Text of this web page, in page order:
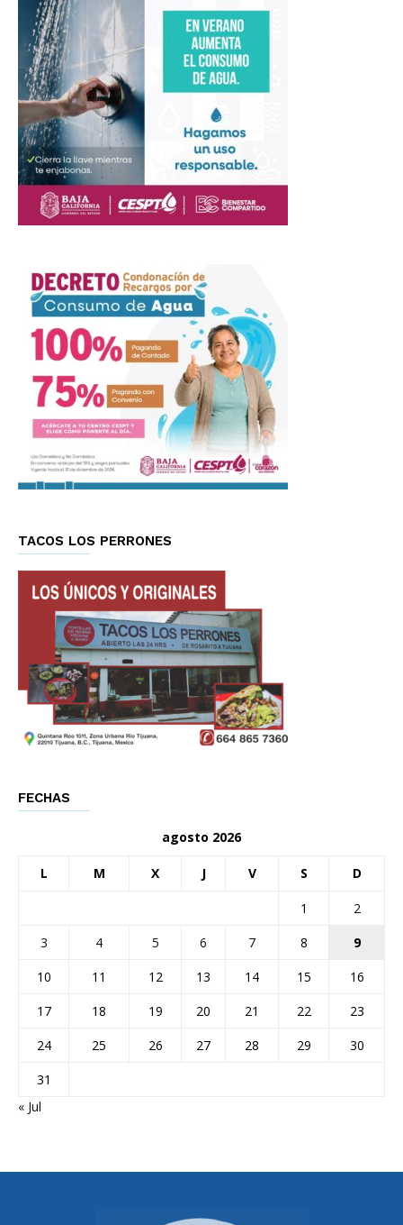
TACOS LOS PERRONES
FECHAS
agosto 2026
L M X J V S D
1
2
3
4 5 6 7 8
9
10
11 12 13 14 15
16
17
18 19 20 21 22
23
24
25 26 27 28 29
30
31
« Jul